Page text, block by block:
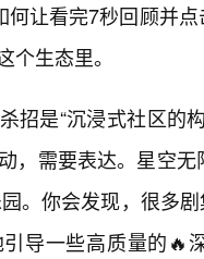
让看完7秒回顾并
生态里。
招是“沉浸式社区的
，需要表达。星空无
。你会发现，很多
导一些高质量的🔥